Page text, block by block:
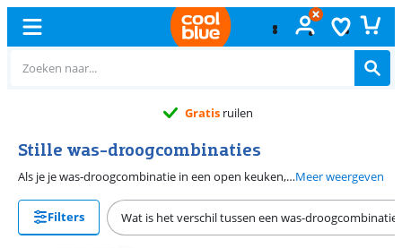
Gratis ruilen
Stille was-droogcombinaties
Als je je was-droogcombinatie in een open keuken, vlakbij je thuiswerkplek of slaapkamer plaatst, heb je een stille was-droogcombinatie nodig. Deze heeft een geluidsniveau van 71 decibel of minder, waardoor je minder last hebt van storende geluiden tijdens het wassen. Zo ga je ongestoord verder met je werk of film, terwijl de stille automaat je kleding schoonwast en droogt. Zet je je was-droogcombinatie in een dichte ruimte? Dan is een luidere automaat geen probleem.Meer weergeven
Filters Wat is het verschil tussen een was-droogcombinatie